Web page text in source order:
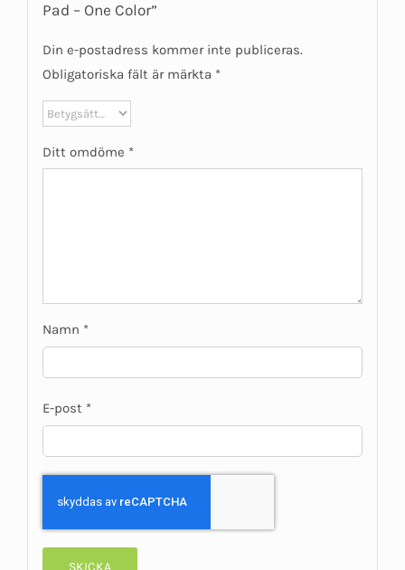
Pad – One Color”
Din e-postadress kommer inte publiceras.
Obligatoriska fält är märkta *
Ditt omdöme *
Namn *
E-post *